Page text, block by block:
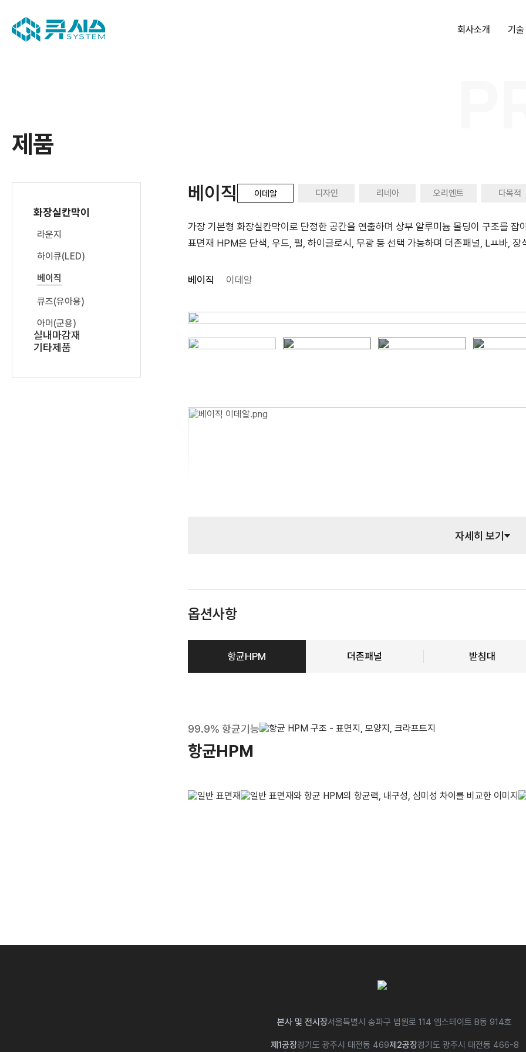
회사소개 기술
일렛
제품
화장실칸막이
라운지
하이큐(LED)
베이직
큐즈(유아용)
아머(군용)
실내마감재
기타제품
베이직 이데알 디자인 리네아 오리엔트 다목적
가장 기본형 화장실칸막이로 단정한 공간을 연출하며 상부 알루미늄 몰딩이 구조를 잡
표면재 HPM은 단색, 우드, 펄, 하이글로시, 무광 등 선택 가능하며 더존패널, Lㅛ바,
베이직 이데알
자세히 보기
옵션사항
항균HPM 더존패널 받침대
99.9% 항균기능
항균HPM
본사 및 전시장서울특별시 송파구 법원로 114 엠스테이트 B동 914호
제1공장경기도 광주시 태전동 469제2공장경기도 광주시 태전동 466-8